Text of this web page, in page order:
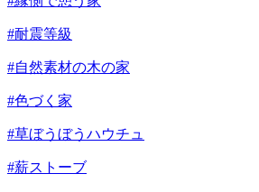
#耐震等級
#自然素材の木の家
#色づく家
#草ぼうぼうハウチュ
#薪ストーブ